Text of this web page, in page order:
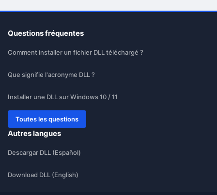
Questions fréquentes
Comment installer un fichier DLL téléchargé ?
Que signifie l'acronyme DLL ?
Installer une DLL sur Windows 10 / 11
Toutes les questions
Autres langues
Descargar DLL (Español)
Download DLL (English)